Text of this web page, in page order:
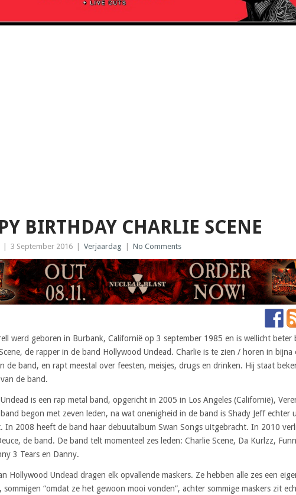
BIRTHDAY CHARLIE SCENE
3 September 2016 Verjaardag No Comments
werd geboren in Burbank, Californië op 3 september 1985 en is wellicht beter
de rapper in de band Hollywood Undead. Charlie is te zien / horen in bijna
de band, en rapt meestal over feesten, meisjes, drugs en drinken. Hij staat
de band.
is een rap metal band, opgericht in 2005 in Los Angeles (Californië),
begon met zeven leden, na wat onenigheid in de band is Shady Jeff echter
In 2008 heeft de band haar debuutalbum Swan Songs uitgebracht. In 2010
de band. De band telt momenteel zes leden: Charlie Scene, Da Kurlzz,
3 Tears en Danny.
Hollywood Undead dragen elk opvallende maskers. Ze hebben alle zes een
“omdat ze het gewoon mooi vonden”, achter sommige maskers zit